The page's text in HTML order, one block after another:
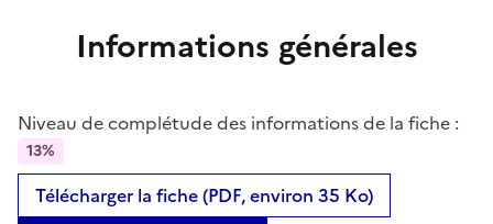
Informations générales
Niveau de complétude des informations de la fiche :
13%
Télécharger la fiche (PDF, environ 35 Ko)